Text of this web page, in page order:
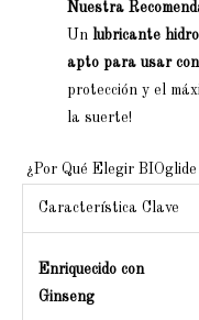
Nuestra
Unlubricante
apto para usar
protección y el
la suerte!
¿Por Qué Elegir
Característica Clave
Enriquecido con
Ginseng